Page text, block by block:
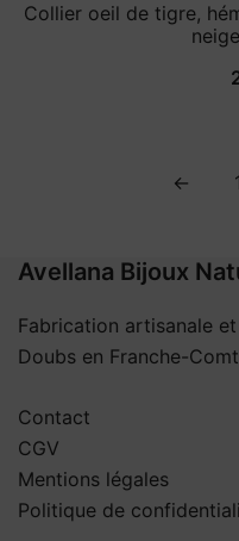
Collier oeil de tigre,
← 1
Avellana Bijoux
Fabrication artisanale
Doubs en Franche-
Contact
CGV
Mentions légales
Politique de